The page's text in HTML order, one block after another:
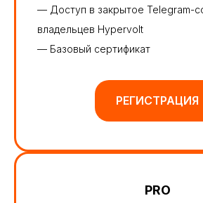
— Доступ в закрытое Telegram-
владельцев Hypervolt
— Базовый сертификат
РЕГИСТРАЦИЯ
PRO